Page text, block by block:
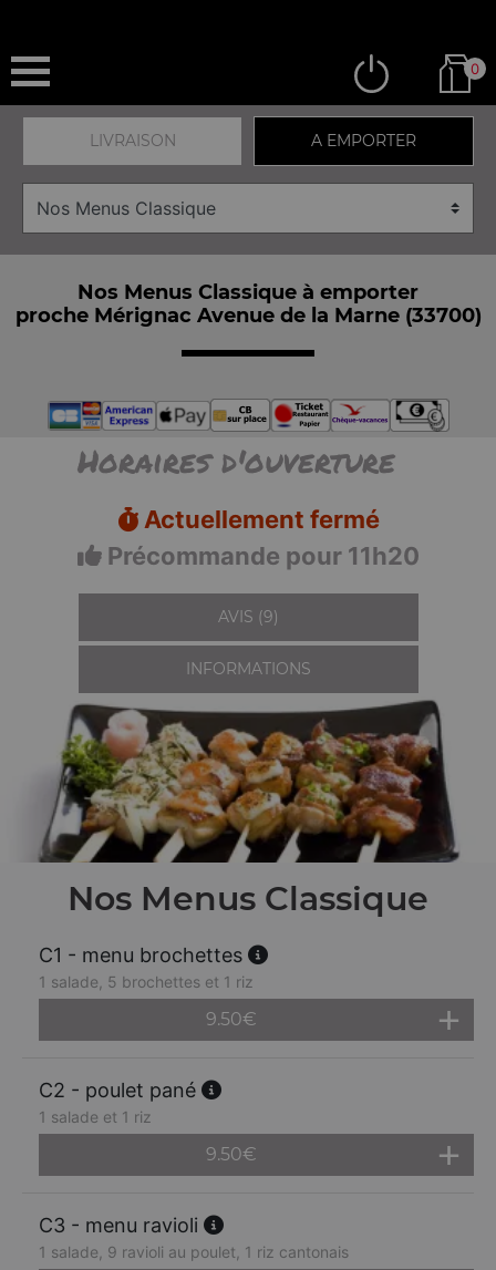
0
LIVRAISON A EMPORTER
Nos Menus Classique à emporter
proche Mérignac Avenue de la Marne (33700)
Horaires d'ouverture
Actuellement fermé
Précommande pour 11h20
AVIS (9)
INFORMATIONS
Nos Menus Classique
C1 - menu brochettes
1 salade, 5 brochettes et 1 riz
9.50€
C2 - poulet pané
1 salade et 1 riz
9.50€
C3 - menu ravioli
1 salade, 9 ravioli au poulet, 1 riz cantonais